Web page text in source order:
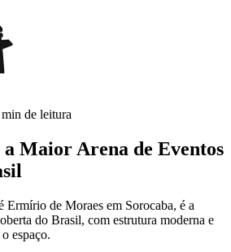
min de leitura
a Maior Arena de Eventos
Ermírio de Moraes em Sorocaba, é a
do Brasil, com estrutura moderna e
espaço.